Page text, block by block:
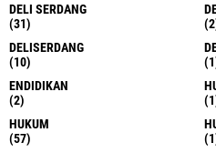
DELI SERDANG
(31)
DELISERDANG
(10)
ENDIDIKAN
(2)
HUKUM
(57)